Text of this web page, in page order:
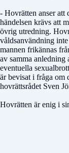
- Hovrätten anser att
händelsen krävs att
övrig utredning.
våldsanvändning
mannen frikännas
av samma anledning
eventuella
är bevisat i fråga om
hovrättsrådet Sven
Hovrätten är enig i